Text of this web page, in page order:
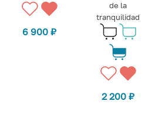
6 900₽
de la
tranquilidad
2 200₽